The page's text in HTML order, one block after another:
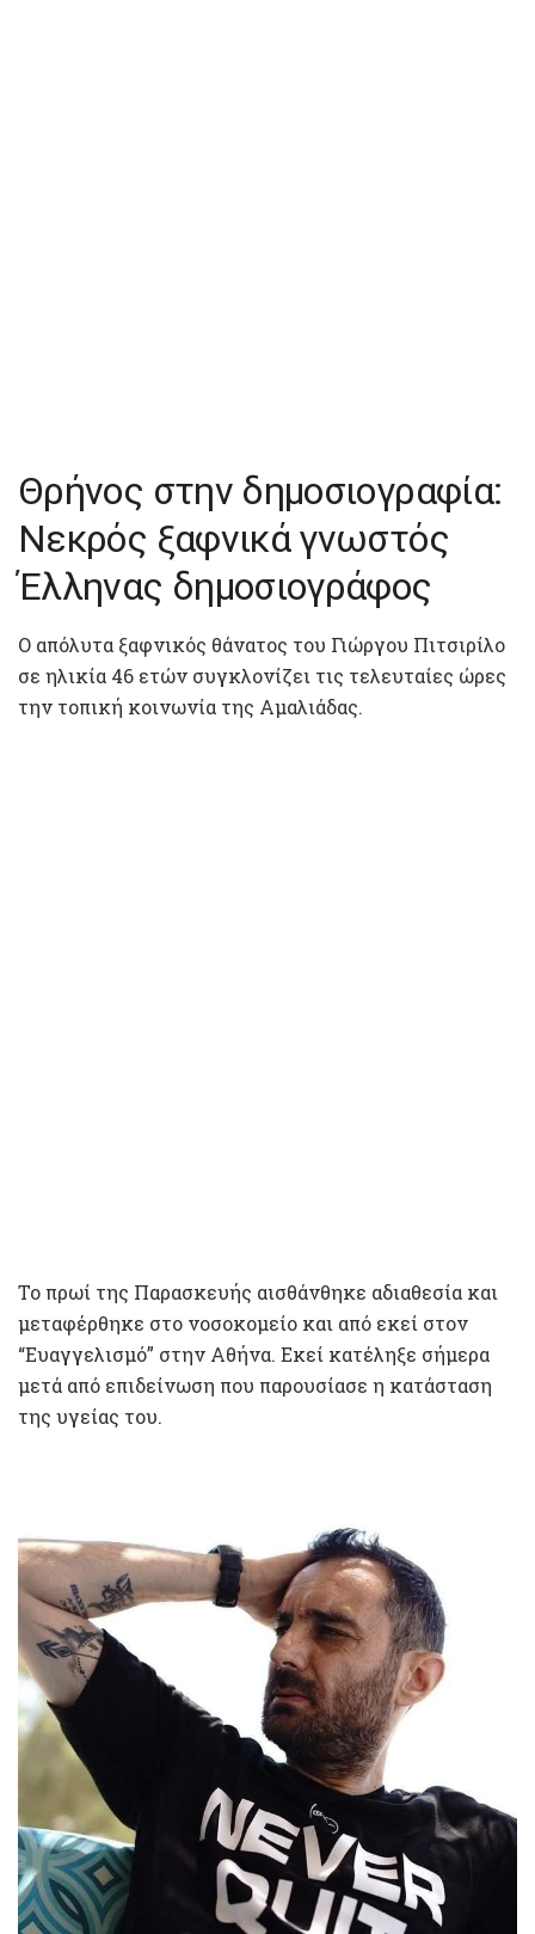
Θρήνος στην δημοσιογραφία:
Νεκρός ξαφνικά γνωστός
Έλληνας δημοσιογράφος
Ο απόλυτα ξαφνικός θάνατος του Γιώργου Πιτσιρίλο
σε ηλικία 46 ετών συγκλονίζει τις τελευταίες ώρες
την τοπική κοινωνία της Αμαλιάδας.
Το πρωί της Παρασκευής αισθάνθηκε αδιαθεσία και
μεταφέρθηκε στο νοσοκομείο και από εκεί στον
“Ευαγγελισμό” στην Αθήνα. Εκεί κατέληξε σήμερα
μετά από επιδείνωση που παρουσίασε η κατάσταση
της υγείας του.